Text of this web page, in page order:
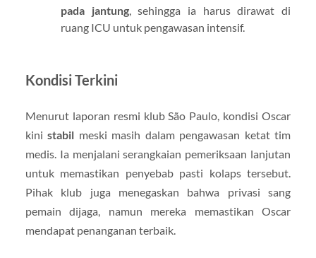
pada jantung, sehingga ia harus dirawat di
ruang ICU untuk pengawasan intensif.
Kondisi Terkini
Menurut laporan resmi klub São Paulo, kondisi Oscar
kinistabil meski masih dalam pengawasan ketat tim
medis. Ia menjalani serangkaian pemeriksaan lanjutan
untuk memastikan penyebab pasti kolaps tersebut.
Pihak klub juga menegaskan bahwa privasi sang
pemain dijaga, namun mereka memastikan Oscar
mendapat penanganan terbaik.